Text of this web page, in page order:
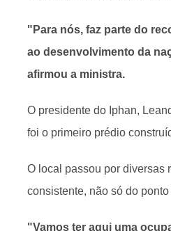
"Para nós, faz parte do
ao desenvolvimento da
afirmou a ministra.
O presidente do Iphan,
foi o primeiro prédio
O local passou por diversas
consistente, não só do
"Vamos ter aqui uma